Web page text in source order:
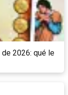
2026: qué le